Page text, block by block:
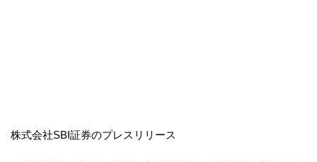
株式会社SBI証券のプレスリリース